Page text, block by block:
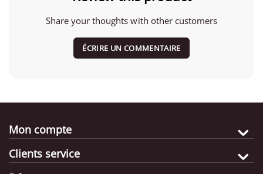
Share your thoughts with other customers
ÉCRIRE UN COMMENTAIRE
Mon compte
Clients service